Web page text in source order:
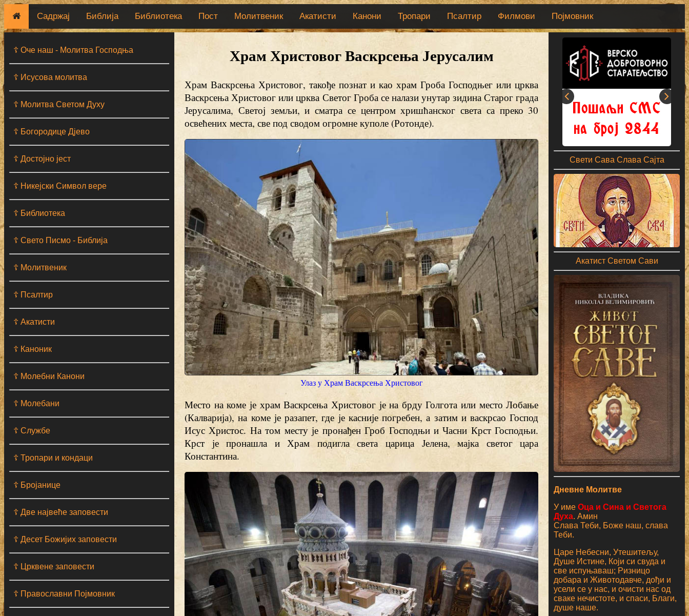
Садржај Библија Библиотека Пост Молитвеник Акатисти Канони Тропари Псалтир Филмови Појмовник
☦ Оче наш - Moлитва Господња
☦ Исусова молитва
☦ Молитва Светом Духу
☦ Богородице Дјево
☦ Достојно јест
☦ Никејски Символ вере
☦ Библиотека
☦ Свето Писмо - Библија
☦ Молитвеник
☦ Псалтир
☦ Акатисти
☦ Каноник
☦ Молебни Канони
☦ Молебани
☦ Службе
☦ Тропари и кондаци
☦ Бројанице
☦ Две највеће заповести
☦ Десет Божијих заповести
☦ Црквене заповести
☦ Православни Појмовник
Храм Христовог Васкрсења Јерусалим
Храм Васкрсења Христовог, такође познат и као храм Гроба Господњег или црква
Васкрсења Христовог или црква Светог Гроба се налази унутар зидина Старог града
Јерусалима, Светој земљи, и сматра се центром хришћанског света са преко 30
освећених места, све под сводом огромне куполе (Ротонде).
Улаз у Храм Васкрсења Христовог
Место на коме је храм Васкрсења Христовог је на брду Голгота или место Лобање
(Калварија), на коме је разапет, где је касније погребен, а затим и васкрсао Господ
Исус Христос. На том месту је пронађен Гроб Господњи и Часни Крст Господњи.
Крст је пронашла и Храм подигла света царица Јелена, мајка светог цара
Константина.
Свети Сава Слава Сајта
Акатист Светом Сави
Дневне Молитве
У имеОца и Сина и Светога
Духа. Амин
Слава Теби, Боже наш, слава
Теби.
Царе Небесни, Утешитељу,
Душе Истине, Који си свуда и
све испуњаваш; Ризницо
добара и Животодавче, дођи и
усели се у нас, и очисти нас од
сваке нечистоте, и спаси, Благи,
душе наше.